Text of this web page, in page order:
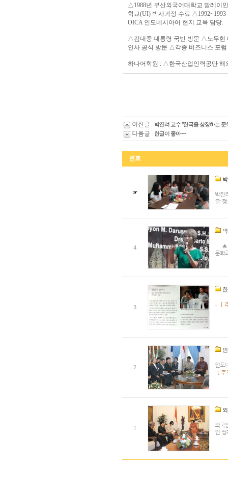
△1988년 부산외국어대학교 말레이
학교(UI) 박사과정 수료
OICA 인도네시아어 현지 교육 담당.
△김대중 대통령 국빈 방문 △노무현
인사 공식 방문 △각종 비즈니스 포
하나어학원 : △한국산업인력공단 해
이전글 박진려 교수 "한국을 상징하는 문
다음글 한글이 좋아~~
번호
☞
박진
글: 정
4
▲
문화
3 ... [
2
인
[ 추
1
외국
인 정